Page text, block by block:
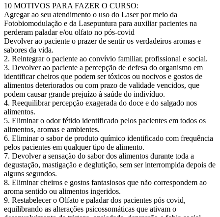
10 MOTIVOS PARA FAZER O CURSO:
Agregar ao seu atendimento o uso do Laser por meio da
Fotobiomodulação e da Lasepuntura para auxiliar pacientes na
perderam paladar e/ou olfato no pós-covid
Devolver ao paciente o prazer de sentir os verdadeiros aromas e
sabores da vida.
2. Reintegrar o paciente ao convívio familiar, profissional e social.
3. Devolver ao paciente a percepção de defesa do organismo em
identificar cheiros que podem ser tóxicos ou nocivos e gostos de
alimentos deteriorados ou com prazo de validade vencidos, que
podem causar grande prejuízo à saúde do indivíduo.
4. Reequilibrar percepção exagerada do doce e do salgado nos
alimentos.
5. Eliminar o odor fétido identificado pelos pacientes em todos os
alimentos, aromas e ambientes.
6. Eliminar o sabor de produto químico identificado com frequência
pelos pacientes em qualquer tipo de alimento.
7. Devolver a sensação do sabor dos alimentos durante toda a
degustação, mastigação e deglutição, sem ser interrompida depois de
alguns segundos.
8. Eliminar cheiros e gostos fantasiosos que não correspondem ao
aroma sentido ou alimentos ingeridos.
9. Restabelecer o Olfato e paladar dos pacientes pós covid,
equilibrando as alterações psicossomáticas que ativam o